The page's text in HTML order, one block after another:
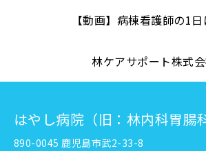
【動画】病棟看護師の1
林ケアサポート株式
はやし病院（旧：林内科胃腸
890-0045 鹿児島市武2-33-8